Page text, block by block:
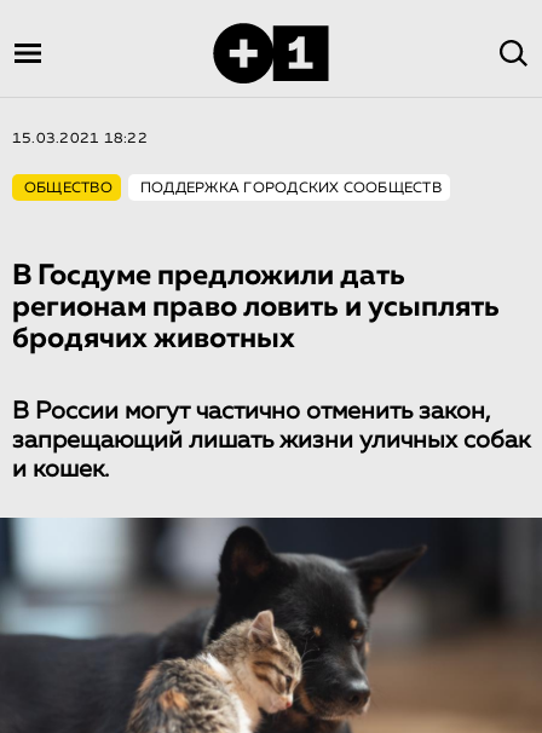
15.03.2021 18:22
ОБЩЕСТВО ПОДДЕРЖКА ГОРОДСКИХ СООБЩЕСТВ
В Госдуме предложили дать
регионам право ловить и усыплять
бродячих животных
В России могут частично отменить закон,
запрещающий лишать жизни уличных собак
и кошек.